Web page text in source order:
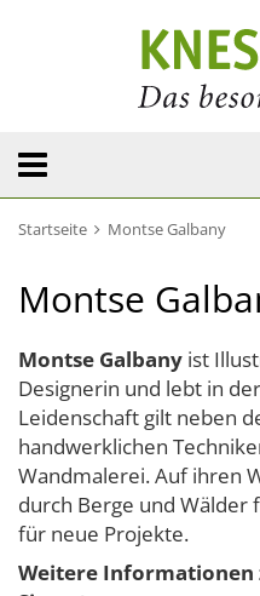
Startseite Montse Galbany
Montse
Montse Galbany ist
Designerin und lebt in
Leidenschaft gilt neben
handwerklichen
Wandmalerei. Auf ihren
durch Berge und Wälder
für neue Projekte.
Weitere Informationen